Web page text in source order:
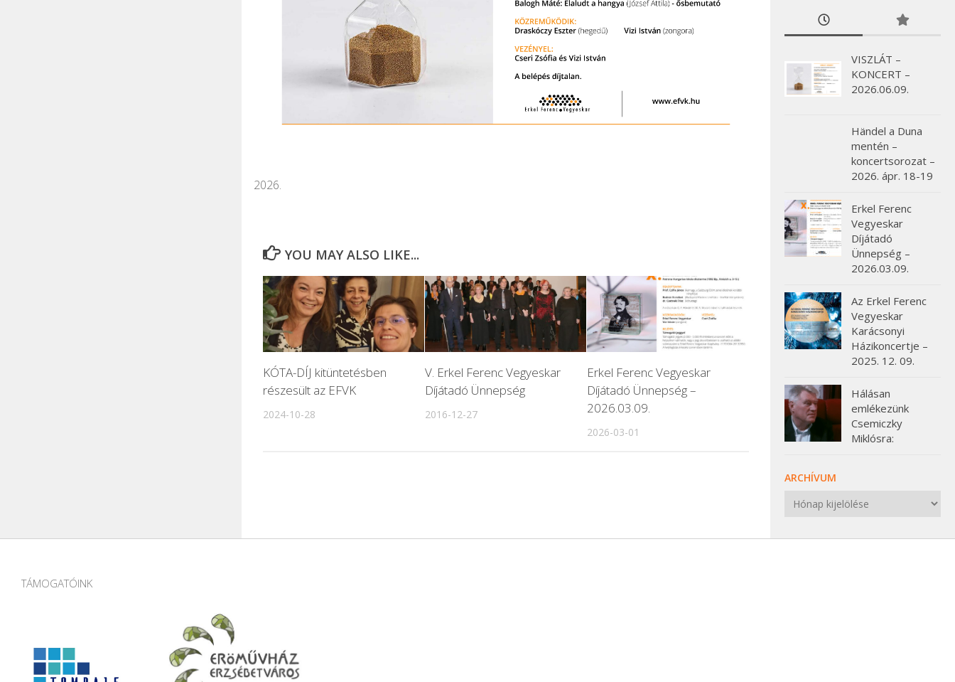
YOU MAY ALSO LIKE...
KÓTA-DÍJ kitüntetésben
részesült az EFVK
2024-10-28
V. Erkel Ferenc Vegyeskar
Díjátadó Ünnepség
2016-12-27
Erkel Ferenc Vegyeskar
Díjátadó Ünnepség –
2026.03.09.
2026-03-01
VISZLÁT –
KONCERT –
2026.06.09.
Händel a Duna
mentén –
koncertsorozat –
2026. ápr. 18-19
Erkel Ferenc
Vegyeskar
Díjátadó
Ünnepség –
2026.03.09.
Az Erkel Ferenc
Vegyeskar
Karácsonyi
Házikoncertje –
2025. 12. 09.
Hálásan
emlékezünk
Csemiczky
Miklósra:
ARCHÍVUM
Archívum
TÁMOGATÓINK